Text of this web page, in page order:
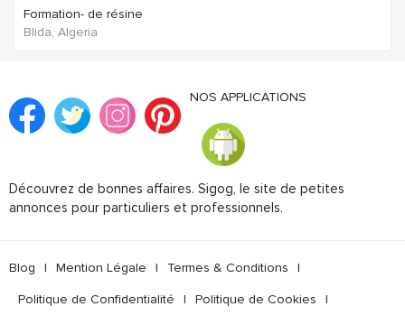
Formation- de résine
Blida, Algeria
NOS APPLICATIONS
Découvrez de bonnes affaires. Sigog, le site de petites
annonces pour particuliers et professionnels.
Blog | Mention Légale | Termes & Conditions |
Politique de Confidentialité | Politique de Cookies |